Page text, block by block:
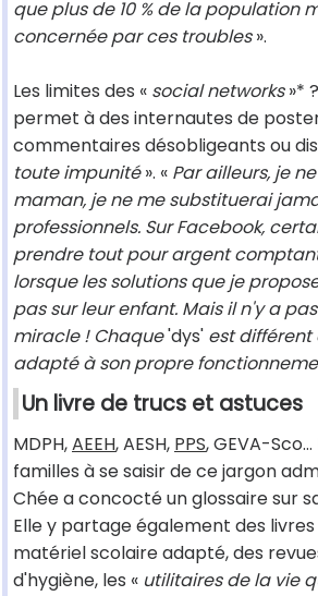
que plus de 10 % de la population
concernée par ces troubles».
Les limites des « social networks»*
permet à des internautes de
commentaires désobligeants ou
toute impunité». « Par ailleurs, je
maman, je ne me substituerai
professionnels. Sur Facebook,
prendre tout pour argent
lorsque les solutions que je
pas sur leur enfant. Mais il n'y a
miracle ! Chaque'dys' est différent
adapté à son propre
Un livre de trucs et astuces
MDPH,AEEH, AESH, PPS, GEVA-
familles à se saisir de ce jargon
Chée a concocté un glossaire sur
Elle y partage également des
matériel scolaire adapté, des
d'hygiène, les « utilitaires de la vie